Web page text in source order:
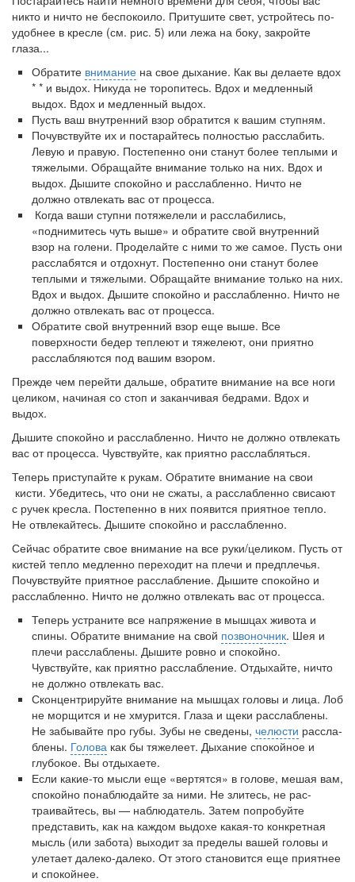
никто и ничто не беспокоило. Притушите свет, устройтесь по­
удобнее в кресле (см. рис. 5) или лежа на боку, закройте
глаза...
Обратите внимание на свое дыхание. Как вы делаете вдох
* * и выдох. Никуда не торопитесь. Вдох и медленный
выдох. Вдох и медленный выдох.
Пусть ваш внутренний взор обратится к вашим ступням.
Почувствуйте их и постарайтесь полностью расслабить.
Левую и правую. Постепенно они станут более теплыми и
тяже­лыми. Обращайте внимание только на них. Вдох и
выдох. Дыши­те спокойно и расслабленно. Ничто не
должно отвлекать вас от процесса.
Когда ваши ступни потяжелели и расслабились,
«поднимитесь чуть выше» и обратите свой внутренний
взор на голени. Проделайте с ними то же самое. Пусть они
расслабятся и отдохнут. Постепенно они станут более
теплыми и тяжелыми. Об­ращайте внимание только на них.
Вдох и выдох. Дышите спокой­но и расслабленно. Ничто не
должно отвлекать вас от процесса.
Обратите свой внутренний взор еще выше. Все
поверхности бедер теплеют и тяжелеют, они приятно
расслабля­ются под вашим взором.
Прежде чем перейти дальше, обратите внимание на все ноги
целиком, начиная со стоп и заканчивая бедрами. Вдох и
выдох.
Дышите спокойно и расслабленно. Ничто не должно отвлекать
вас от процесса. Чувствуйте, как приятно расслабляться.
Теперь приступайте к рукам. Обратите внимание на свои
кисти. Убедитесь, что они не сжаты, а расслабленно сви­сают
с ручек кресла. Постепенно в них появится приятное тепло.
Не отвлекайтесь. Дышите спокойно и расслабленно.
Сейчас обратите свое внимание на все руки/целиком. Пусть от
кистей тепло медленно переходит на плечи и предпле­чья.
Почувствуйте приятное расслабление. Дышите спокойно и
расслабленно. Ничто не должно отвлекать вас от процесса.
Теперь устраните все напряжение в мышцах живота и
спины. Обратите внимание на свой позвоночник. Шея и
плечи расслаблены. Дышите ровно и спокойно.
Чувствуйте, как приятно расслабление. Отдыхайте, ничто
не должно отвлекать вас.
Сконцентрируйте внимание на мышцах головы и лица. Лоб
не морщится и не хмурится. Глаза и щеки расслабле­ны.
Не забывайте про губы. Зубы не сведены, челюсти рассла­
блены. Голова как бы тяжелеет. Дыхание спокойное и
глубокое. Вы отдыхаете.
Если какие-то мысли еще «вертятся» в голове, мешая вам,
спокойно понаблюдайте за ними. Не злитесь, не рас-
траивайтесь, вы — наблюдатель. Затем попробуйте
представить, как на каждом выдохе какая-то конкретная
мысль (или забота) выходит за пределы вашей головы и
улетает далеко-далеко. От этого становится еще приятнее
и спокойнее.